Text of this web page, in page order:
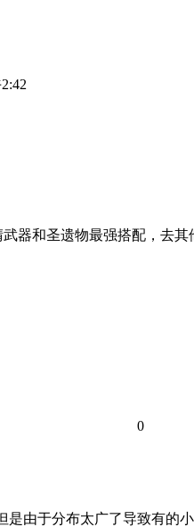
器和圣遗物最强搭配，去
0
由于分布太广了导致有